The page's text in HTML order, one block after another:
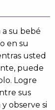
su bebé
en su
usted
puede
Logre
sus
observe si